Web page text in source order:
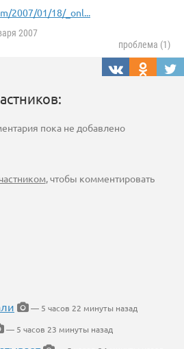
2007/01/18/_onl...
2007
проблема (1)
пока не добавлено
, чтобы комментировать
— 5 часов 22 минуты назад
— 5 часов 23 минуты назад